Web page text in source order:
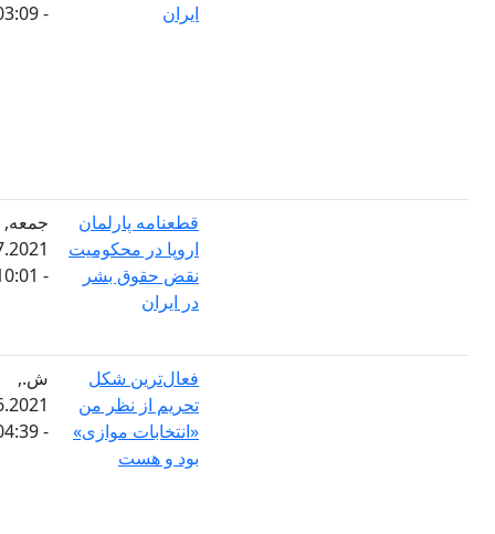
قطعنامه پارلمان
اروپا در محکومیت
نقض حقوق بشر
در ایران
جمعه,
09.07.2021
- 10:01
فعال‌ترین شکل
تحریم از نظر من
«انتخابات موازی»
بود و هست
ش.,
12.06.2021
- 04:39